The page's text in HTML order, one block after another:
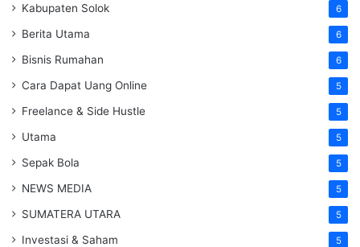
Kabupaten Solok 6
Berita Utama 6
Bisnis Rumahan 6
Cara Dapat Uang Online 5
Freelance & Side Hustle 5
Utama 5
Sepak Bola 5
NEWS MEDIA 5
SUMATERA UTARA 5
Investasi & Saham 5